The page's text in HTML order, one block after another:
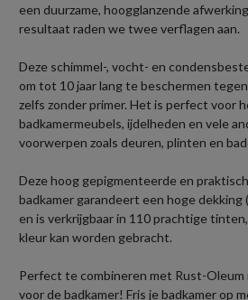
een duurzame, hoogglanzende
resultaat raden we twee verflagen aan.
Deze schimmel-, vocht- en
om tot 10 jaar lang te beschermen
zelfs zonder primer. Het is perfect voor
badkamermeubels, ijdelheden en vele
voorwerpen zoals deuren, plinten en
Deze hoog gepigmenteerde en
badkamer garandeert een hoge dekking
en is verkrijgbaar in 110 prachtige
kleur kan worden gebracht.
Perfect te combineren met Rust-
voor de badkamer! Fris je badkamer op